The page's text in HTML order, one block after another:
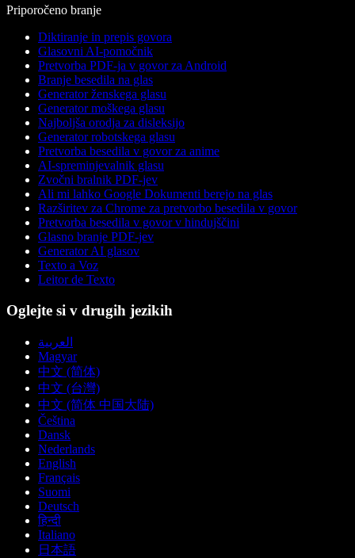
Priporočeno branje
Diktiranje in prepis govora
Glasovni AI-pomočnik
Pretvorba PDF-ja v govor za Android
Branje besedila na glas
Generator ženskega glasu
Generator moškega glasu
Najboljša orodja za disleksijo
Generator robotskega glasu
Pretvorba besedila v govor za anime
AI-spreminjevalnik glasu
Zvočni bralnik PDF-jev
Ali mi lahko Google Dokumenti berejo na glas
Razširitev za Chrome za pretvorbo besedila v govor
Pretvorba besedila v govor v hindujščini
Glasno branje PDF-jev
Generator AI glasov
Texto a Voz
Leitor de Texto
Oglejte si v drugih jezikih
العربية
Magyar
中文 (简体)
中文 (台灣)
中文 (简体 中国大陆)
Čeština
Dansk
Nederlands
English
Français
Suomi
Deutsch
हिन्दी
Italiano
日本語